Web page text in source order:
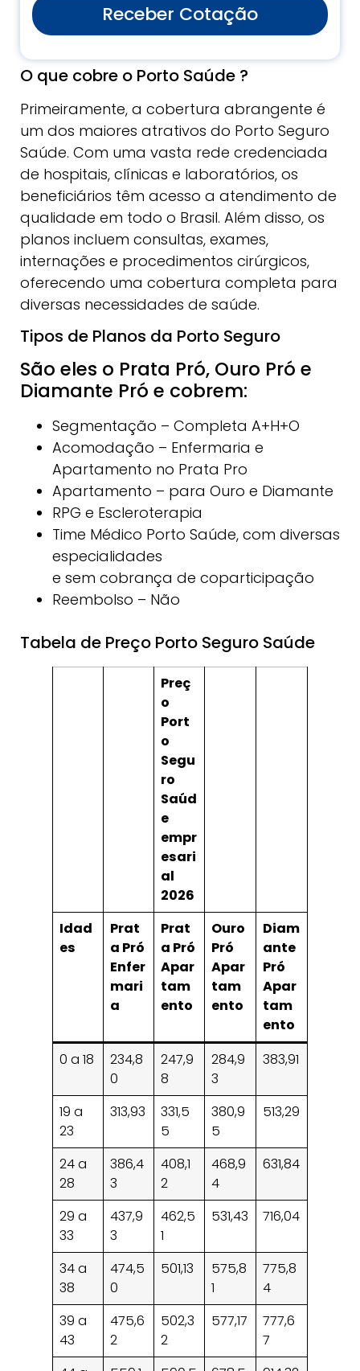
Receber Cotação
O que cobre o Porto Saúde ?
Primeiramente, a cobertura abrangente é
um dos maiores atrativos do Porto Seguro
Saúde. Com uma vasta rede credenciada
de hospitais, clínicas e laboratórios, os
beneficiários têm acesso a atendimento de
qualidade em todo o Brasil. Além disso, os
planos incluem consultas, exames,
internações e procedimentos cirúrgicos,
oferecendo uma cobertura completa para
diversas necessidades de saúde.
Tipos de Planos da Porto Seguro
São eles o Prata Pró, Ouro Pró e
Diamante Pró e cobrem:
Segmentação – Completa A+H+O
Acomodação – Enfermaria e
Apartamento no Prata Pro
Apartamento – para Ouro e Diamante
RPG e Escleroterapia
Time Médico Porto Saúde, com diversas
especialidades
e sem cobrança de coparticipação
Reembolso – Não
Tabela de Preço Porto Seguro Saúde
Preç
o
Port
o
Segu
ro
Saúd
e
empr
esari
al
2026
Idad
es
Prat
a Pró
Enfer
mari
a
Prat
a Pró
Apar
tam
ento
Ouro
Pró
Apar
tam
ento
Diam
ante
Pró
Apar
tam
ento
0 a 18
234,8
0
247,9
8
284,9
3
383,91
19 a
23
313,93
331,5
5
380,9
5
513,29
24 a
28
386,4
3
408,1
2
468,9
4
631,84
29 a
33
437,9
3
462,5
1
531,43 716,04
34 a
38
474,5
0
501,13
575,8
1
775,8
4
39 a
43
475,6
2
502,3
2
577,17
777,6
7